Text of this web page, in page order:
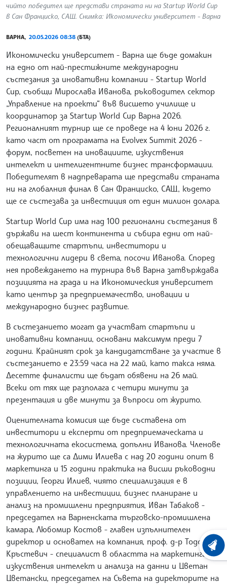
чийто победител ще представи страната ни на Startup World Cup
в Сан Франциско, САЩ. Снимка: Икономически университет - Варна
ВАРНА, 20.05.2026 08:38 (БТА)
Икономически университет - Варна ще бъде домакин
на едно от най-престижните международни
състезания за иновативни компании - Startup World
Cup, съобщи Мирослава Иванова, ръководител сектор
„Управление на проекти“ във висшето училище и
координатор за Startup World Cup Варна 2026.
Регионалният турнир ще се проведе на 4 юни 2026 г.
като част от програмата на Evolvex Summit 2026 -
форум, посветен на иновациите, изкуствения
интелект и интелигентните бизнес трансформации.
Победителят в надпреварата ще представи страната
ни на глобалния финал в Сан Франциско, САЩ, където
ще се състезава за инвестиция от един милион долара.
Startup World Cup има над 100 регионални състезания в
държави на шест континента и събира едни от най-
обещаващите стартъпи, инвеститори и
технологични лидери в света, посочи Иванова. Според
нея провеждането на турнира във Варна затвърждава
позицията на града и на Икономическия университет
като център за предприемачество, иновации и
международно бизнес развитие.
В състезанието могат да участват стартъпи и
иновативни компании, основани максимум преди 7
години. Крайният срок за кандидатстване за участие в
състезанието е 23:59 часа на 22 май, като такса няма.
Десетте финалисти ще бъдат обявени на 26 май.
Всеки от тях ще разполага с четири минути за
презентация и две минути за въпроси от журито.
Оценителната комисия ще бъде съставена от
инвеститори и експерти от предприемаческата и
технологичната екосистема, допълни Иванова. Членове
на журито ще са Дими Илиева с над 20 години опит в
маркетинга и 15 години практика на висши ръководни
позиции, Георги Илиев, чиято специализация е в
управлението на инвестиции, бизнес планиране и
анализ на промишлени предприятия, Иван Табаков -
председател на Варненската търговско-промишлена
камара, Любомир Костов - главен изпълнителен
директор и основател на компания, проф. д-р Тодор
Кръстевич - специалист в областта на маркетинга,
изкуствения интелект и анализа на данни и Цветан
Цветански, председател на Съвета на директорите на